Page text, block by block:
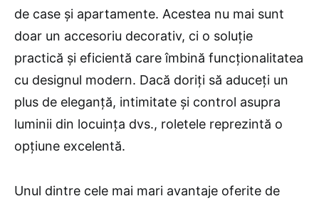
de case și apartamente. Acestea nu mai sunt
doar un accesoriu decorativ, ci o soluție
practică și eficientă care îmbină funcționalitatea
cu designul modern. Dacă doriți să aduceți un
plus de eleganță, intimitate și control asupra
luminii din locuința dvs., roletele reprezintă o
opțiune excelentă.
Unul dintre cele mai mari avantaje oferite de